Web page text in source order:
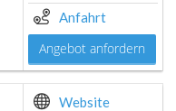
Anfahrt
Angebot anfordern
Website